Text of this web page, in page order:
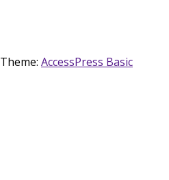
Theme: AccessPress Basic